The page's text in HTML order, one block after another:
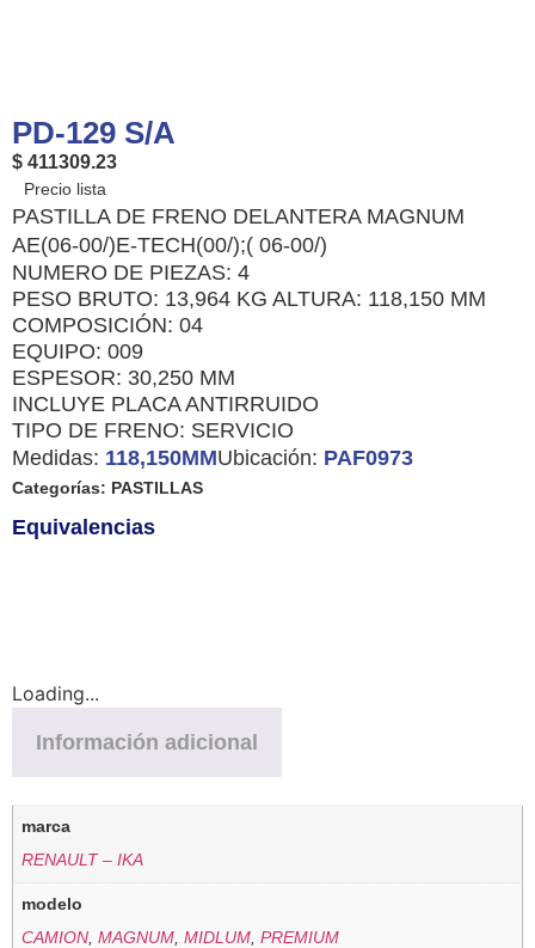
PD-129 S/A
$ 411309.23
PASTILLA DE FRENO DELANTERA MAGNUM
AE(06-00/)E-TECH(00/);( 06-00/)
NUMERO DE PIEZAS: 4
PESO BRUTO: 13,964 KG ALTURA: 118,150 MM
COMPOSICIÓN: 04
EQUIPO: 009
ESPESOR: 30,250 MM
INCLUYE PLACA ANTIRRUIDO
TIPO DE FRENO: SERVICIO
Medidas: 118,150MMUbicación: PAF0973
Categorías: PASTILLAS
Equivalencias
Loading...
Información adicional
marca
RENAULT – IKA
modelo
CAMION ,MAGNUM ,MIDLUM ,PREMIUM